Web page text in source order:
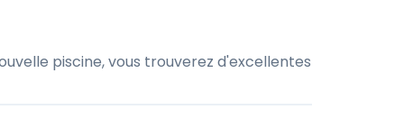
piscine, vous trouverez d'excellentes